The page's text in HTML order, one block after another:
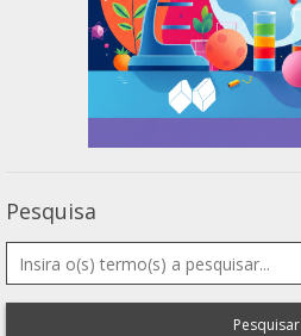
Pesquisa
Pesquisar